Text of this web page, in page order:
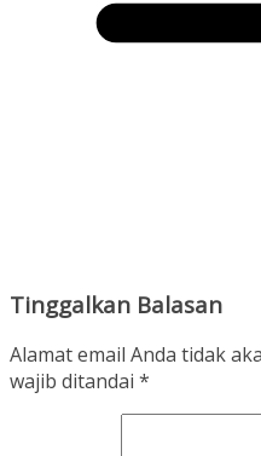
Tinggalkan Balasan
Alamat email Anda tidak
wajib ditandai *